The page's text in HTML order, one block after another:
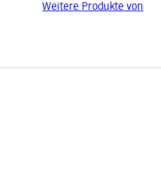
Weitere Produkte von